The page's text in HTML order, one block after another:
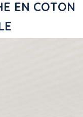
EN COTON